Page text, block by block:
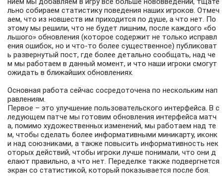
льно собираем статистику поведения наших игроков. Отмеч
аем, что из новшеств им приходится по душе, а что нет. По
этому мы решили, что не будет лишним, после каждого «бо
льшого» обновления (которое содержит не только исправл
ения ошибок, но и что-то более существенное) публиковат
ь развернутый пост, где более детально сообщать, над че
м мы работаем в данный момент, и что наши игроки смогут
ожидать в ближайших обновлениях.
Основная работа сейчас сосредоточена по нескольким нап
равлениям.
Первое – это улучшение пользовательского интерфейса. В с
ледующем патче мы готовим обновления интерфейса матч
а, помимо художественных изменений, мы работаем над те
м, чтобы сделать более информативными миникарту, иконк
и над союзниками, а также повысить информативность нек
оторых действий, чтобы игроки лучше понимали, что они д
елают правильно, а что нет. Переделке также подвергнется
экран со статистикой, который показывается после боя.